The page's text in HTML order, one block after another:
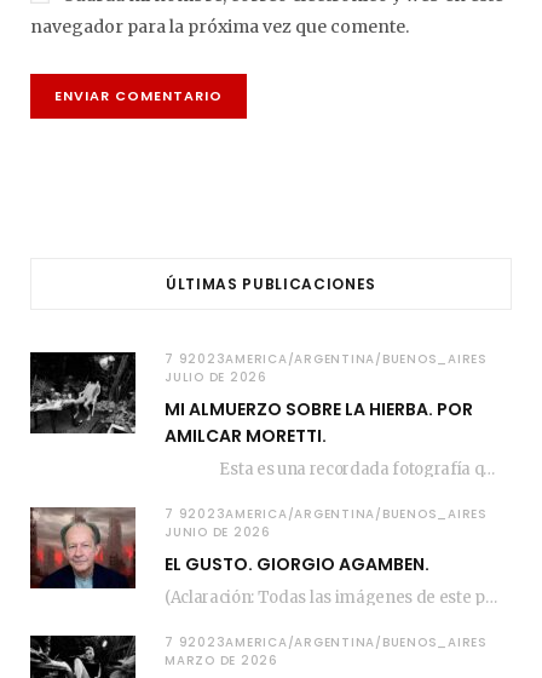
navegador para la próxima vez que comente.
ÚLTIMAS PUBLICACIONES
7 92023AMERICA/ARGENTINA/BUENOS_AIRES
JULIO DE 2026
MI ALMUERZO SOBRE LA HIERBA. POR
AMILCAR MORETTI.
Esta es una recordada fotografía que registré…
7 92023AMERICA/ARGENTINA/BUENOS_AIRES
JUNIO DE 2026
EL GUSTO. GIORGIO AGAMBEN.
(Aclaración: Todas las imágenes de este posteo fueron tomadas de Bloghemia.com, y todos los…
7 92023AMERICA/ARGENTINA/BUENOS_AIRES
MARZO DE 2026